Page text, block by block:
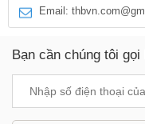
Email:
Bạn cần chúng tôi